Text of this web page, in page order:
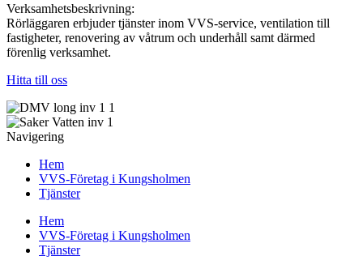
Verksamhetsbeskrivning:
Rörläggaren erbjuder tjänster inom VVS-service, ventilation till
fastigheter, renovering av våtrum och underhåll samt därmed
förenlig verksamhet.
Hitta till oss
Navigering
Hem
VVS-Företag i Kungsholmen
Tjänster
Hem
VVS-Företag i Kungsholmen
Tjänster